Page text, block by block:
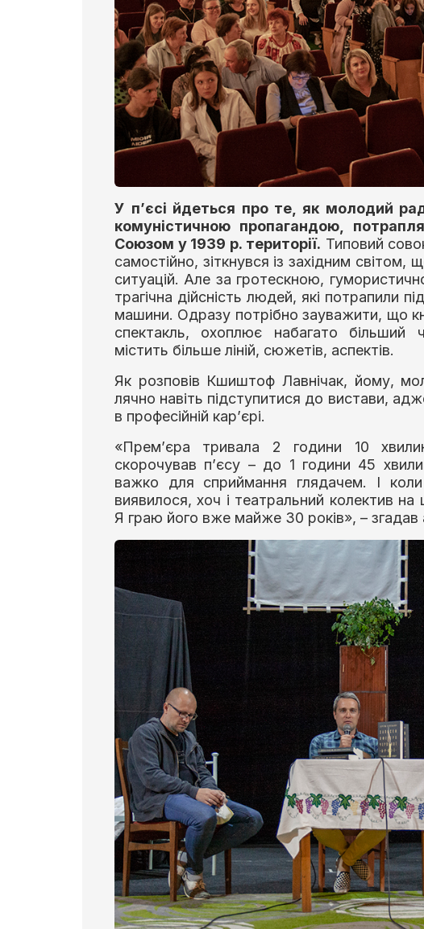
У п’єсі йдеться про те, як молодий
комуністичною пропагандою,
Союзом у 1939 р. території. Типовий
самостійно, зіткнувся із західним
ситуацій. Але за гротескною,
трагічна дійсність людей, які потрапили
машини. Одразу потрібно зауважити, що
спектакль, охоплює набагато більший
містить більше ліній, сюжетів, аспектів.
Як розповів Кшиштоф Лавнічак, йому,
лячно навіть підступитися до вистави,
в професійній кар’єрі.
«Прем’єра тривала 2 години 10
скорочував п’єсу – до 1 години 45
важко для сприймання глядачем. І
виявилося, хоч і театральний колектив
Я граю його вже майже 30 років», – згадав